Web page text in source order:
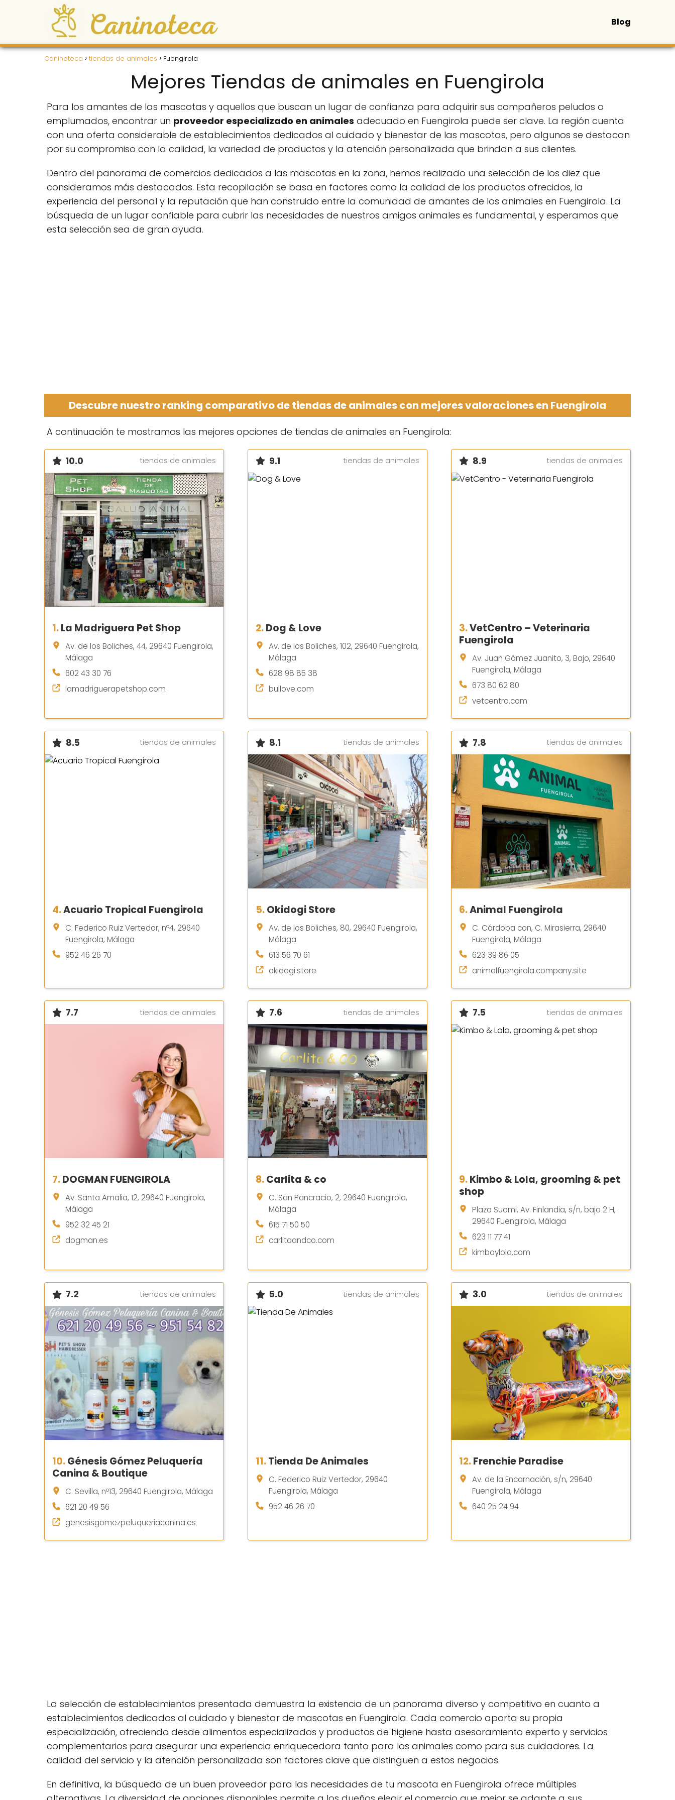
Blog
Caninoteca tiendas de animales Fuengirola
Mejores Tiendas de animales en Fuengirola
Para los amantes de las mascotas y aquellos que buscan un lugar de confianza para adquirir sus compañeros peludos o
emplumados, encontrar un proveedor especializado en animales adecuado en Fuengirola puede ser clave. La región cuenta
con una oferta considerable de establecimientos dedicados al cuidado y bienestar de las mascotas, pero algunos se destacan
por su compromiso con la calidad, la variedad de productos y la atención personalizada que brindan a sus clientes.
Dentro del panorama de comercios dedicados a las mascotas en la zona, hemos realizado una selección de los diez que
consideramos más destacados. Esta recopilación se basa en factores como la calidad de los productos ofrecidos, la
experiencia del personal y la reputación que han construido entre la comunidad de amantes de los animales en Fuengirola. La
búsqueda de un lugar confiable para cubrir las necesidades de nuestros amigos animales es fundamental, y esperamos que
esta selección sea de gran ayuda.
Descubre nuestro ranking comparativo de tiendas de animales con mejores valoraciones en Fuengirola
A continuación te mostramos las mejores opciones de tiendas de animales en Fuengirola:
10.0 tiendas de animales
1.La Madriguera Pet Shop
Av. de los Boliches, 44, 29640 Fuengirola,
Málaga
602 43 30 76
lamadriguerapetshop.com
9.1 tiendas de animales
2.Dog & Love
Av. de los Boliches, 102, 29640 Fuengirola,
Málaga
628 98 85 38
bullove.com
8.9 tiendas de animales
3.VetCentro – Veterinaria
Fuengirola
Av. Juan Gómez Juanito, 3, Bajo, 29640
Fuengirola, Málaga
673 80 62 80
vetcentro.com
8.5 tiendas de animales
4.Acuario Tropical Fuengirola
C. Federico Ruiz Vertedor, nº4, 29640
Fuengirola, Málaga
952 46 26 70
8.1 tiendas de animales
5.Okidogi Store
Av. de los Boliches, 80, 29640 Fuengirola,
Málaga
613 56 70 61
okidogi.store
7.8 tiendas de animales
6.Animal Fuengirola
C. Córdoba con, C. Mirasierra, 29640
Fuengirola, Málaga
623 39 86 05
animalfuengirola.company.site
7.7 tiendas de animales
7.DOGMAN FUENGIROLA
Av. Santa Amalia, 12, 29640 Fuengirola,
Málaga
952 32 45 21
dogman.es
7.6 tiendas de animales
8.Carlita & co
C. San Pancracio, 2, 29640 Fuengirola,
Málaga
615 71 50 50
carlitaandco.com
7.5 tiendas de animales
9.Kimbo & Lola, grooming & pet
shop
Plaza Suomi, Av. Finlandia, s/n, bajo 2 H,
29640 Fuengirola, Málaga
623 11 77 41
kimboylola.com
7.2 tiendas de animales
10.Génesis Gómez Peluquería
Canina & Boutique
C. Sevilla, nº13, 29640 Fuengirola, Málaga
621 20 49 56
genesisgomezpeluqueriacanina.es
5.0 tiendas de animales
11.Tienda De Animales
C. Federico Ruiz Vertedor, 29640
Fuengirola, Málaga
952 46 26 70
3.0 tiendas de animales
12.Frenchie Paradise
Av. de la Encarnación, s/n, 29640
Fuengirola, Málaga
640 25 24 94
La selección de establecimientos presentada demuestra la existencia de un panorama diverso y competitivo en cuanto a
establecimientos dedicados al cuidado y bienestar de mascotas en Fuengirola. Cada comercio aporta su propia
especialización, ofreciendo desde alimentos especializados y productos de higiene hasta asesoramiento experto y servicios
complementarios para asegurar una experiencia enriquecedora tanto para los animales como para sus cuidadores. La
calidad del servicio y la atención personalizada son factores clave que distinguen a estos negocios.
En definitiva, la búsqueda de un buen proveedor para las necesidades de tu mascota en Fuengirola ofrece múltiples